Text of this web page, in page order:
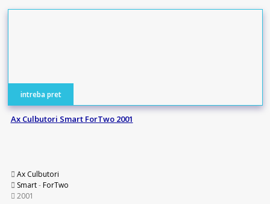
intreba pret
Ax Culbutori Smart ForTwo 2001
Ax Culbutori
Smart-ForTwo
2001